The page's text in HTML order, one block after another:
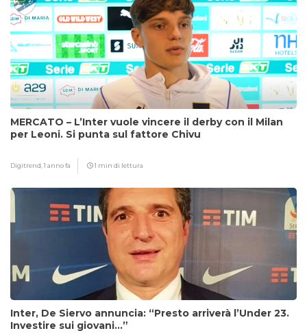
MERCATO – L’Inter vuole vincere il derby con il Milan
per Leoni. Si punta sul fattore Chivu
Digitrend,1 anno fa 1 min di lettura
Inter, De Siervo annuncia: “Presto arriverà l’Under 23.
Investire sui giovani…”